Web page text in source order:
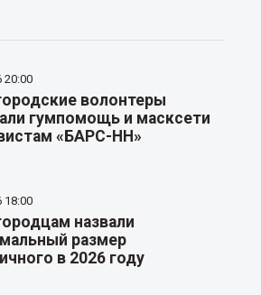
20:00
волонтеры
гумпомощь и масксети
«БАРС-НН»
18:00
назвали
размер
в 2026 году